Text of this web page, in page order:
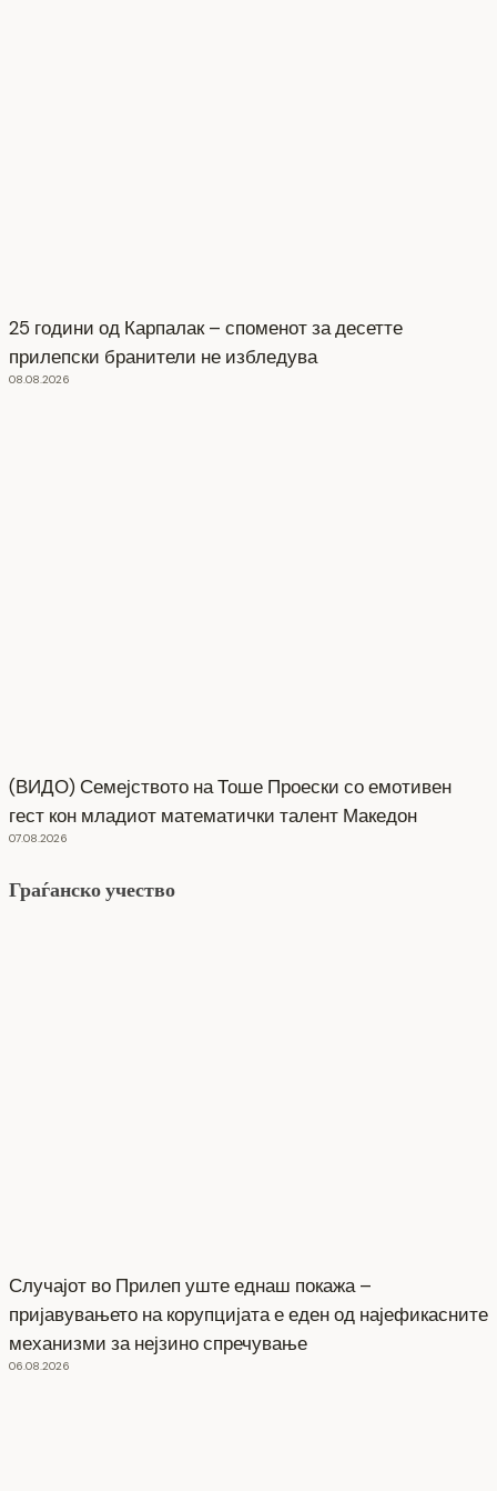
25 години од Карпалак – споменот за десетте
прилепски бранители не избледува
08.08.2026
(ВИДО) Семејството на Тоше Проески со емотивен
гест кон младиот математички талент Македон
07.08.2026
Граѓанско учество
Случајот во Прилеп уште еднаш покажа –
пријавувањето на корупцијата е еден од најефикасните
механизми за нејзино спречување
06.08.2026